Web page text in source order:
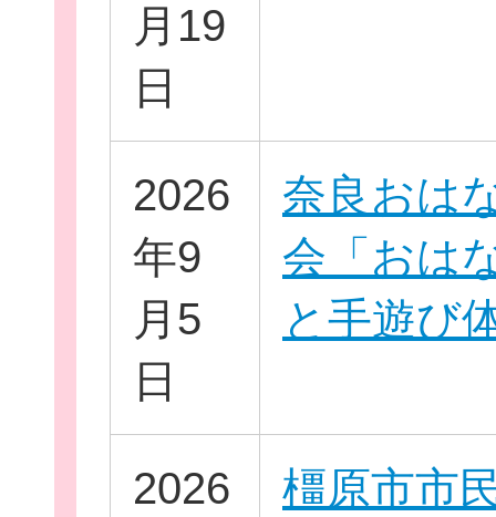
イベント・講
助成情報を探す
団体を探す
月19
日
2026
年9
月5
日
奈良おは
会「おは
と手遊び
2026
橿原市市